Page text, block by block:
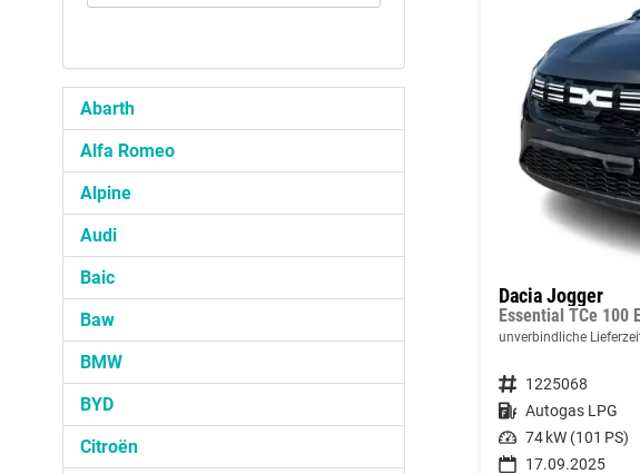
Dacia Jogger
Essential TCe 100
unverbindliche
Fahrzeugnummer 1225068
Kraftstoff Autogas LPG
Leistung 74 kW (101 PS)
17.09.2025
Abarth
Alfa Romeo
Alpine
Audi
Baic
Baw
BMW
BYD
Citroën